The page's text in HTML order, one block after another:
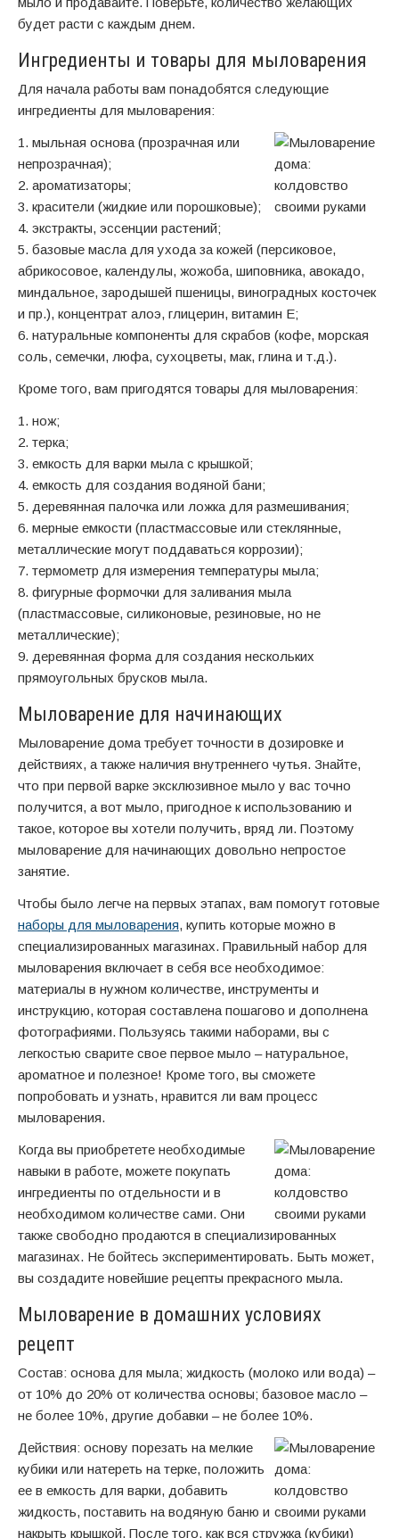
будет расти с каждым днем.
Ингредиенты и товары для мыловарения
Для начала работы вам понадобятся следующие
ингредиенты для мыловарения:
1. мыльная основа (прозрачная или
непрозрачная);
2. ароматизаторы;
3. красители (жидкие или порошковые);
4. экстракты, эссенции растений;
5. базовые масла для ухода за кожей (персиковое,
абрикосовое, календулы, жожоба, шиповника, авокадо,
миндальное, зародышей пшеницы, виноградных косточек
и пр.), концентрат алоэ, глицерин, витамин Е;
6. натуральные компоненты для скрабов (кофе, морская
соль, семечки, люфа, сухоцветы, мак, глина и т.д.).
Кроме того, вам пригодятся товары для мыловарения:
1. нож;
2. терка;
3. емкость для варки мыла с крышкой;
4. емкость для создания водяной бани;
5. деревянная палочка или ложка для размешивания;
6. мерные емкости (пластмассовые или стеклянные,
металлические могут поддаваться коррозии);
7. термометр для измерения температуры мыла;
8. фигурные формочки для заливания мыла
(пластмассовые, силиконовые, резиновые, но не
металлические);
9. деревянная форма для создания нескольких
прямоугольных брусков мыла.
Мыловарение для начинающих
Мыловарение дома требует точности в дозировке и
действиях, а также наличия внутреннего чутья. Знайте,
что при первой варке эксклюзивное мыло у вас точно
получится, а вот мыло, пригодное к использованию и
такое, которое вы хотели получить, вряд ли. Поэтому
мыловарение для начинающих довольно непростое
занятие.
Чтобы было легче на первых этапах, вам помогут готовые
наборы для мыловарения, купить которые можно в
специализированных магазинах. Правильный набор для
мыловарения включает в себя все необходимое:
материалы в нужном количестве, инструменты и
инструкцию, которая составлена пошагово и дополнена
фотографиями. Пользуясь такими наборами, вы с
легкостью сварите свое первое мыло – натуральное,
ароматное и полезное! Кроме того, вы сможете
попробовать и узнать, нравится ли вам процесс
мыловарения.
Когда вы приобретете необходимые
навыки в работе, можете покупать
ингредиенты по отдельности и в
необходимом количестве сами. Они
также свободно продаются в специализированных
магазинах. Не бойтесь экспериментировать. Быть может,
вы создадите новейшие рецепты прекрасного мыла.
Мыловарение в домашних условиях
рецепт
Состав: основа для мыла; жидкость (молоко или вода) –
от 10% до 20% от количества основы; базовое масло –
не более 10%, другие добавки – не более 10%.
Действия: основу порезать на мелкие
кубики или натереть на терке, положить
ее в емкость для варки, добавить
жидкость, поставить на водяную баню и
накрыть крышкой. После того, как вся стружка (кубики)